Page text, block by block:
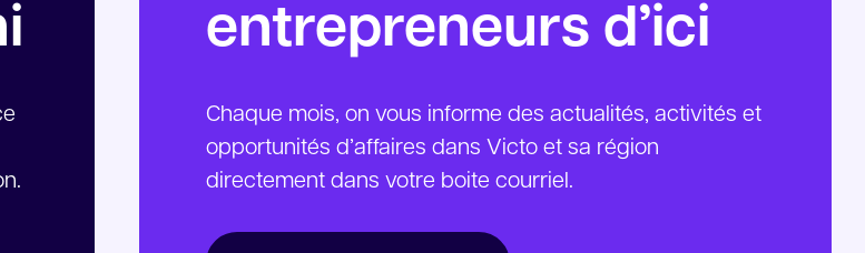
entrepreneurs d’ici
Chaque mois, on vous informe des actualités, activités et
opportunités d’affaires dans Victo et sa région
directement dans votre boite courriel.